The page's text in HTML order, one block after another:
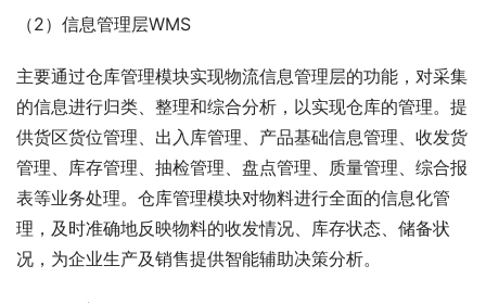
（2）信息管理层WMS
主要通过仓库管理模块实现物流信息管理层的功能，对采集
的信息进行归类、整理和综合分析，以实现仓库的管理。提
供货区货位管理、出入库管理、产品基础信息管理、收发货
管理、库存管理、抽检管理、盘点管理、质量管理、综合报
表等业务处理。仓库管理模块对物料进行全面的信息化管
理，及时准确地反映物料的收发情况、库存状态、储备状
况，为企业生产及销售提供智能辅助决策分析。